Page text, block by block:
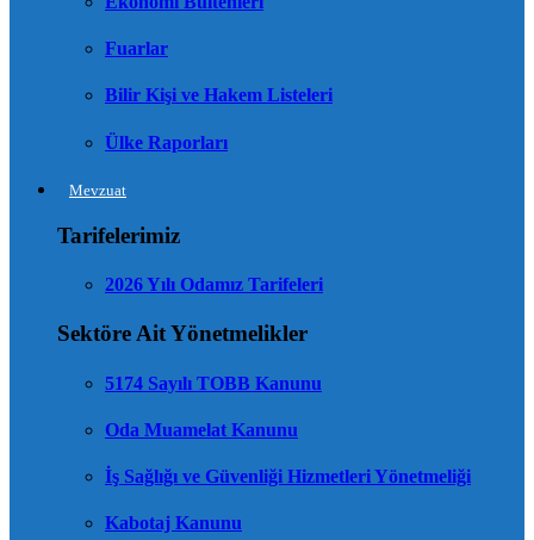
Fuarlar
Bilir Kişi ve Hakem Listeleri
Ülke Raporları
Mevzuat
Tarifelerimiz
2026 Yılı Odamız Tarifeleri
Sektöre Ait Yönetmelikler
5174 Sayılı TOBB Kanunu
Oda Muamelat Kanunu
İş Sağlığı ve Güvenliği Hizmetleri Yönetmeliği
Kabotaj Kanunu